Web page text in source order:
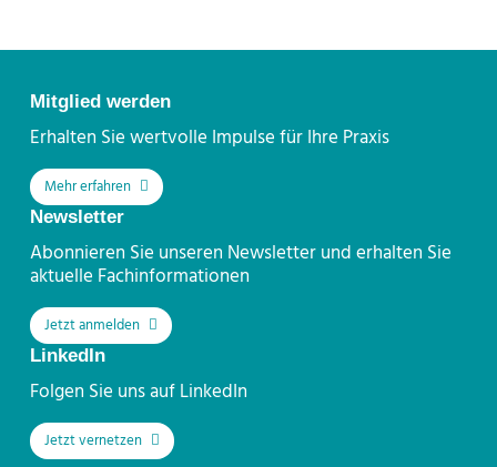
KontaktMitglied werden
Erhalten Sie wertvolle Impulse für Ihre Praxis
Mehr erfahren
Newsletter
Abonnieren Sie unseren Newsletter und erhalten Sie
aktuelle Fachinformationen
Jetzt anmelden
LinkedIn
Folgen Sie uns auf LinkedIn
Jetzt vernetzen